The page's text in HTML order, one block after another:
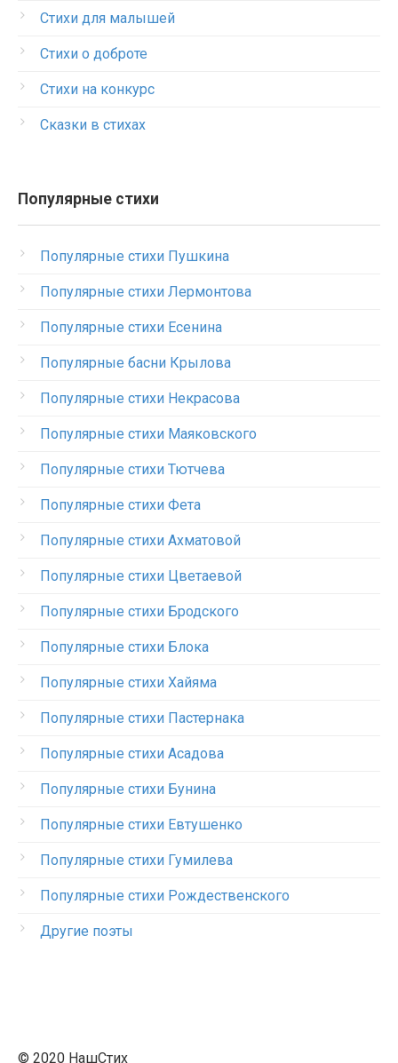
Стихи для малышей
Стихи о доброте
Стихи на конкурс
Сказки в стихах
Популярные стихи
Популярные стихи Пушкина
Популярные стихи Лермонтова
Популярные стихи Есенина
Популярные басни Крылова
Популярные стихи Некрасова
Популярные стихи Маяковского
Популярные стихи Тютчева
Популярные стихи Фета
Популярные стихи Ахматовой
Популярные стихи Цветаевой
Популярные стихи Бродского
Популярные стихи Блока
Популярные стихи Хайяма
Популярные стихи Пастернака
Популярные стихи Асадова
Популярные стихи Бунина
Популярные стихи Евтушенко
Популярные стихи Гумилева
Популярные стихи Рождественского
Другие поэты
© 2020 НашСтих